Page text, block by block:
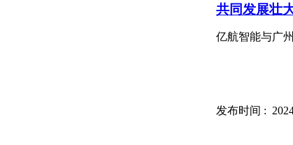
共同发展壮
亿航智能与广
发布时间 :